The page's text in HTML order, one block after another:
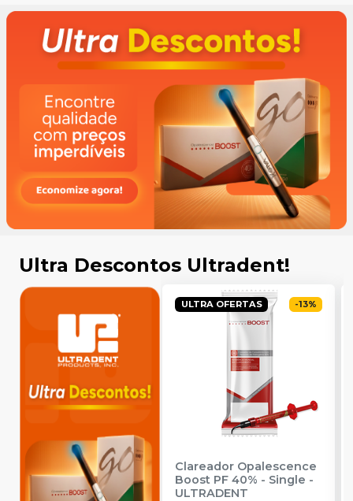
Ultra Descontos Ultradent!
ULTRA OFERTAS -13%
Clareador Opalescence
Boost PF 40% - Single -
ULTRADENT